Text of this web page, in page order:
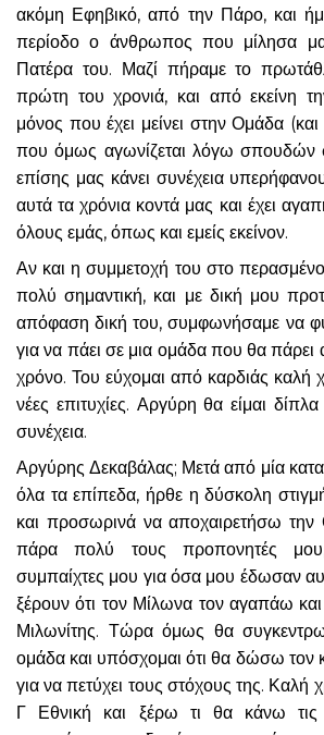
ακόμη Εφηβικό, από την Πάρο, και
περίοδο ο άνθρωπος που μίλησα
Πατέρα του. Μαζί πήραμε το
πρώτη του χρονιά, και από εκείνη
μόνος που έχει μείνει στην Ομάδα
που όμως αγωνίζεται λόγω σπουδών
επίσης μας κάνει συνέχεια
αυτά τα χρόνια κοντά μας και έχει
όλους εμάς, όπως και εμείς εκείνον.
Αν και η συμμετοχή του στο
πολύ σημαντική, και με δική μου
απόφαση δική του, συμφωνήσαμε να
για να πάει σε μια ομάδα που θα πάρει
χρόνο. Του εύχομαι από καρδιάς καλή
νέες επιτυχίες. Αργύρη θα είμαι
συνέχεια.
Αργύρης Δεκαβάλας; Μετά από μία
όλα τα επίπεδα, ήρθε η δύσκολη
και προσωρινά να αποχαιρετήσω
πάρα πολύ τους προπονητές
συμπαίχτες μου για όσα μου έδωσαν
ξέρουν ότι τον Μίλωνα τον αγαπάω και
Μιλωνίτης. Τώρα όμως θα
ομάδα και υπόσχομαι ότι θα δώσω τον
για να πετύχει τους στόχους της. Καλή
Γ Εθνική και ξέρω τι θα κάνω